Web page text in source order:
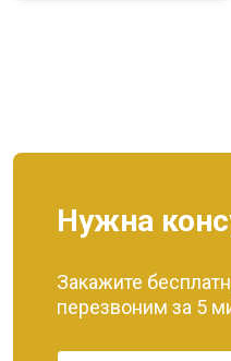
Нужна
Закажите
перезвоним за 5